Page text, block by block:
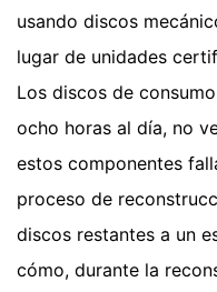
usando discos
lugar de unidades
Los discos de
ocho horas al día, no
estos componentes
proceso de
discos restantes a un
cómo, durante la